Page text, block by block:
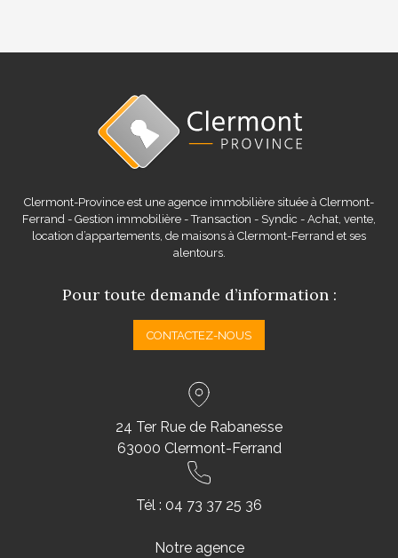
Clermont-Province est une agence immobilière située à Clermont-
Ferrand - Gestion immobilière - Transaction - Syndic - Achat, vente,
location d’appartements, de maisons à Clermont-Ferrand et ses
alentours.
Pour toute demande d’information :
CONTACTEZ-NOUS
24 Ter Rue de Rabanesse
63000 Clermont-Ferrand
Tél : 04 73 37 25 36
Notre agence